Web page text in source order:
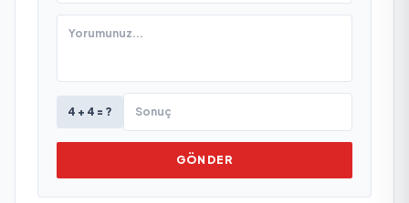
4 + 4 = ?
GÖNDER